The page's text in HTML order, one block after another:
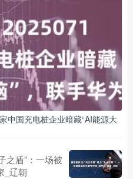
中国充电桩企业暗藏“AI能源大
之盾”：一场被
_辽朝